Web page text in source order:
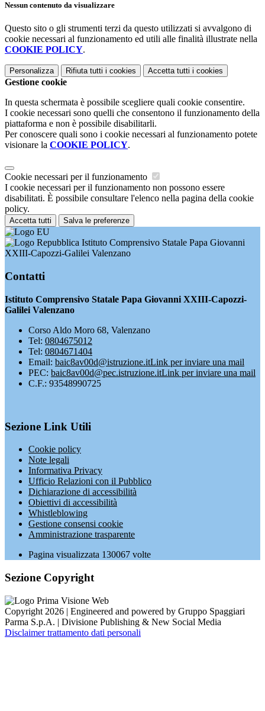
Nessun contenuto da visualizzare
Questo sito o gli strumenti terzi da questo utilizzati si avvalgono di
cookie necessari al funzionamento ed utili alle finalità illustrate nella
COOKIE POLICY.
Personalizza Rifiuta tutti i cookies Accetta tutti i cookies
Gestione cookie
In questa schermata è possibile scegliere quali cookie consentire.
I cookie necessari sono quelli che consentono il funzionamento della
piattaforma e non è possibile disabilitarli.
Per conoscere quali sono i cookie necessari al funzionamento potete
visionare la COOKIE POLICY.
Cookie necessari per il funzionamento
I cookie necessari per il funzionamento non possono essere
disabilitati. È possibile consultare l'elenco nella pagina della cookie
policy.
Accetta tutti Salva le preferenze
Istituto Comprensivo Statale Papa Giovanni
XXIII-Capozzi-Galilei Valenzano
Contatti
Istituto Comprensivo Statale Papa Giovanni XXIII-Capozzi-
Galilei Valenzano
Corso Aldo Moro 68, Valenzano
Tel: 0804675012
Tel: 0804671404
Email: baic8av00d@istruzione.itLink per inviare una mail
PEC: baic8av00d@pec.istruzione.itLink per inviare una mail
C.F.: 93548990725
Sezione Link Utili
Cookie policy
Note legali
Informativa Privacy
Ufficio Relazioni con il Pubblico
Dichiarazione di accessibilità
Obiettivi di accessibilità
Whistleblowing
Gestione consensi cookie
Amministrazione trasparente
Pagina visualizzata 130067 volte
Sezione Copyright
Copyright 2026 | Engineered and powered by Gruppo Spaggiari
Parma S.p.A. | Divisione Publishing & New Social Media
Disclaimer trattamento dati personali